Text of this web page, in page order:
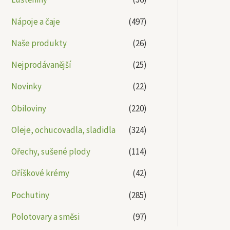
Nápoje a čaje
(497)
Naše produkty
(26)
Nejprodávanější
(25)
Novinky
(22)
Obiloviny
(220)
Oleje, ochucovadla, sladidla
(324)
Ořechy, sušené plody
(114)
Oříškové krémy
(42)
Pochutiny
(285)
Polotovary a směsi
(97)